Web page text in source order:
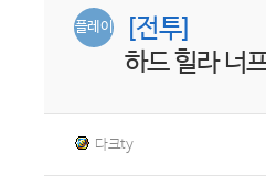
플레이
[전투]
하드 힐라 너
다크ty